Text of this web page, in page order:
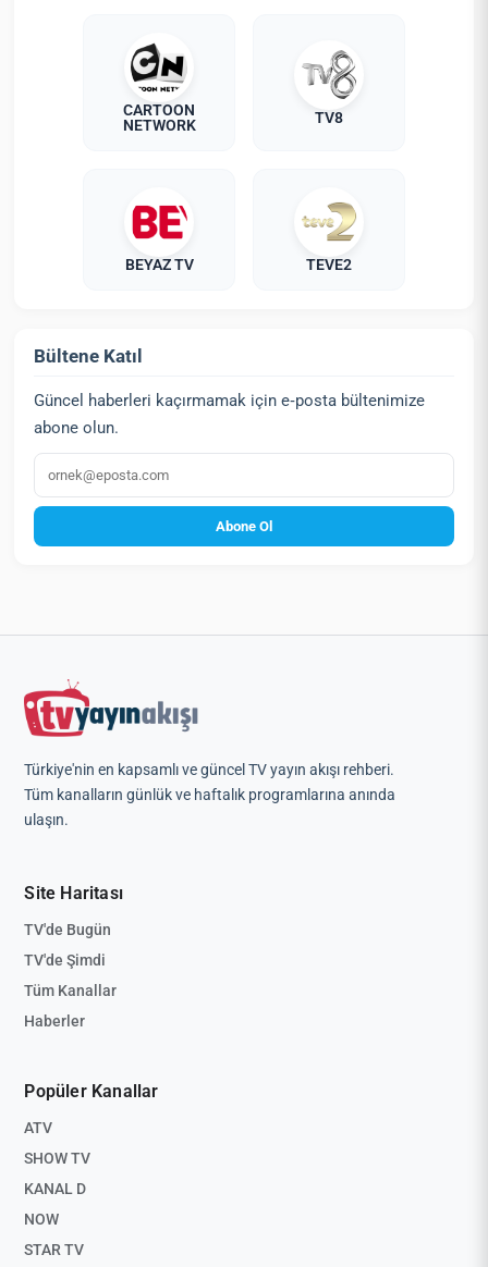
CARTOON
NETWORK
TV8
BEYAZ TV TEVE2
Bültene Katıl
Güncel haberleri kaçırmamak için e‑posta bültenimize
abone olun.
E‑posta
Abone Ol
Türkiye'nin en kapsamlı ve güncel TV yayın akışı rehberi.
Tüm kanalların günlük ve haftalık programlarına anında
ulaşın.
Site Haritası
TV'de Bugün
TV'de Şimdi
Tüm Kanallar
Haberler
Popüler Kanallar
ATV
SHOW TV
KANAL D
NOW
STAR TV